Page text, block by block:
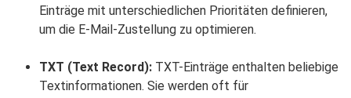
Einträge mit unterschiedlichen Prioritäten definieren,
um die E-Mail-Zustellung zu optimieren.
TXT (Text Record): TXT-Einträge enthalten beliebige
Textinformationen. Sie werden oft für